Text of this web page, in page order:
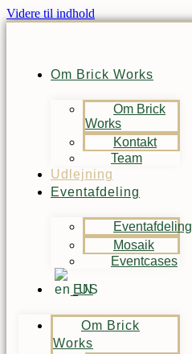
Videre til indhold
Om Brick Works
Om Brick
Works
Kontakt
Team
Udlejning
Eventafdeling
Eventafdeling
Mosaik
Eventcases
EN
Om Brick
Works